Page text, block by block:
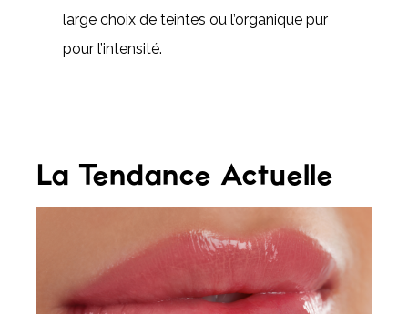
large choix de teintes ou l’organique pur
pour l’intensité.
La Tendance Actuelle